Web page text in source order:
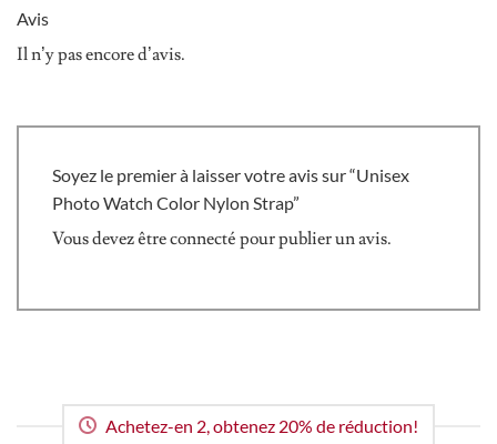
Avis
Il n’y pas encore d’avis.
Soyez le premier à laisser votre avis sur “Unisex
Photo Watch Color Nylon Strap”
Vous devez êtreconnecté pour publier un avis.
Achetez-en 2, obtenez 20% de réduction!